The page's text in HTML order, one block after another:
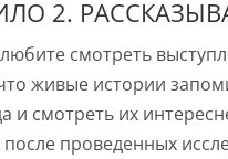
2.
смотреть
живые истории
и смотреть их
проведенных